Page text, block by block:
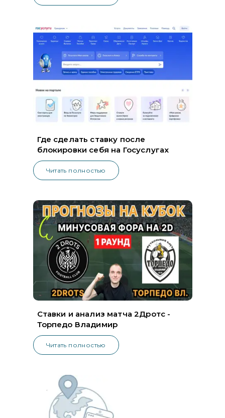
Где сделать ставку после
блокировки себя на Госуслугах
Читать полностью
Ставки и анализ матча 2Дротс -
Торпедо Владимир
Читать полностью